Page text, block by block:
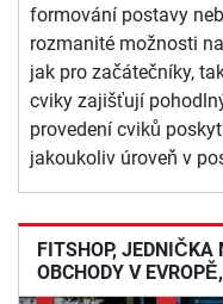
formování postavy
rozmanité možnosti
jak pro začátečníky,
cviky zajišťují
provedení cviků
jakoukoliv úroveň v
FITSHOP,
OBCHODY V